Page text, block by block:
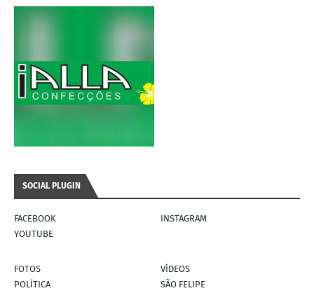
SOCIAL PLUGIN
FACEBOOK
INSTAGRAM
YOUTUBE
FOTOS
VÍDEOS
POLÍTICA
SÃO FELIPE